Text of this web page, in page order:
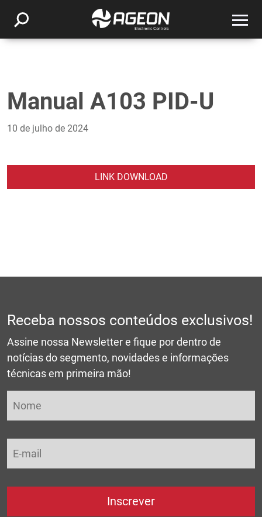
Manual A103 PID-U
10 de julho de 2024
LINK DOWNLOAD
Receba nossos conteúdos exclusivos!
Assine nossa Newsletter e fique por dentro de
notícias do segmento, novidades e informações
técnicas em primeira mão!